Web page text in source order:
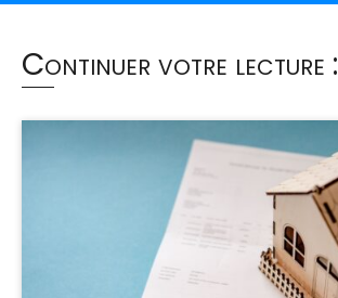
Continuer votre lecture :